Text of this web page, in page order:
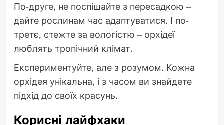
По-друге, не поспішайте з пересадкою –
дайте рослинам час адаптуватися. І по-
третє, стежте за вологістю – орхідеї
люблять тропічний клімат.
Експериментуйте, але з розумом. Кожна
орхідея унікальна, і з часом ви знайдете
підхід до своїх красунь.
Корисні лайфхаки